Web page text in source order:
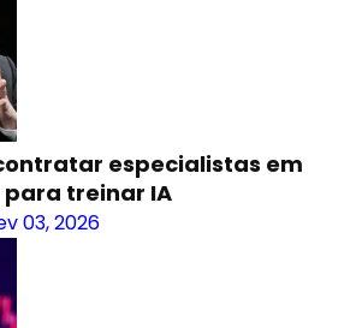
especialistas em
treinar IA
03, 2026